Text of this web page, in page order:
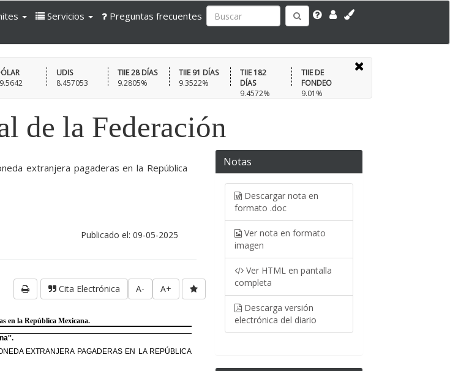
Servicios Preguntas frecuentes
UDIS
8.457053
TIIE 28 DÍAS
9.2805%
TIIE 91 DÍAS
9.3522%
TIIE 182
DÍAS
9.4572%
TIIE DE
FONDEO
9.01%
de la Federación
extranjera pagaderas en la República
Publicado el: 09-05-2025
A+
A-
Cita Electrónica
Notas
Descargar nota en
formato .doc
Ver nota en formato
imagen
Ver HTML en pantalla
completa
Descarga versión
electrónica del diario